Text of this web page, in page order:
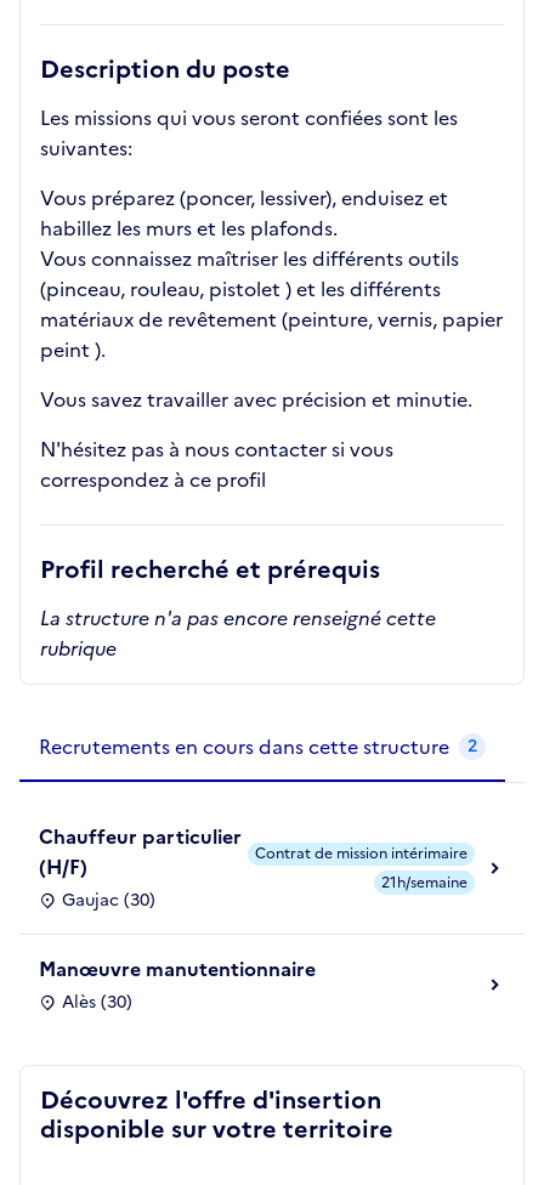
Description du poste
Les missions qui vous seront confiées sont les
suivantes:
Vous préparez (poncer, lessiver), enduisez et
habillez les murs et les plafonds.
Vous connaissez maîtriser les différents outils
(pinceau, rouleau, pistolet ) et les différents
matériaux de revêtement (peinture, vernis, papier
peint ).
Vous savez travailler avec précision et minutie.
N'hésitez pas à nous contacter si vous
correspondez à ce profil
Profil recherché et prérequis
La structure n'a pas encore renseigné cette
rubrique
Recrutements en cours dans cette structure 2
Chauffeur particulier
(H/F)
Gaujac (30)
Contrat de mission intérimaire
21h/semaine
Manœuvre manutentionnaire
Alès (30)
Découvrez l'offre d'insertion
disponible sur votre territoire